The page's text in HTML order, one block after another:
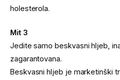
holesterola.
Mit 3
Jedite samo beskvasni hljeb,
zagarantovana.
Beskvasni hljeb je marketinški